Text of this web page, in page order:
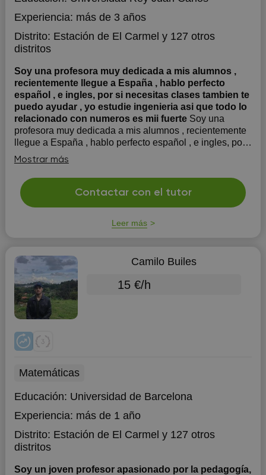
Experiencia: más de 3 años
Distrito: Estación de El Carmel y 127 otros
distritos
Soy una profesora muy dedicada a mis alumnos ,
recientemente llegue a España , hablo perfecto
español , e ingles, por si necesitas clases tambien te
puedo ayudar , yo estudie ingenieria asi que todo lo
relacionado con numeros es mii fuerte Soy una
profesora muy dedicada a mis alumnos , recientemente
llegue a España , hablo perfecto español , e ingles, por
si necesitas clases tambien te puedo ayudar , yo estudie
ingenieria asi que todo lo relacionado con numeros es
mi fuerte
Mostrar más
Contactar con el tutor
Leer más
Camilo Builes
15 €/h
Matemáticas
Educación: Universidad de Barcelona
Experiencia: más de 1 año
Distrito: Estación de El Carmel y 127 otros
distritos
Soy un joven profesor apasionado por la pedagogía,